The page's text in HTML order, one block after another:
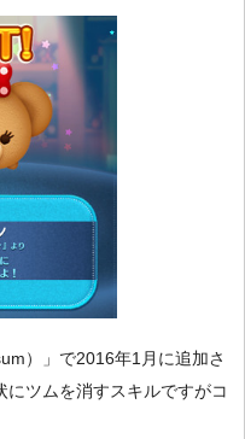
）」で2016年1月に追加さ
ツムを消すスキルですがコ